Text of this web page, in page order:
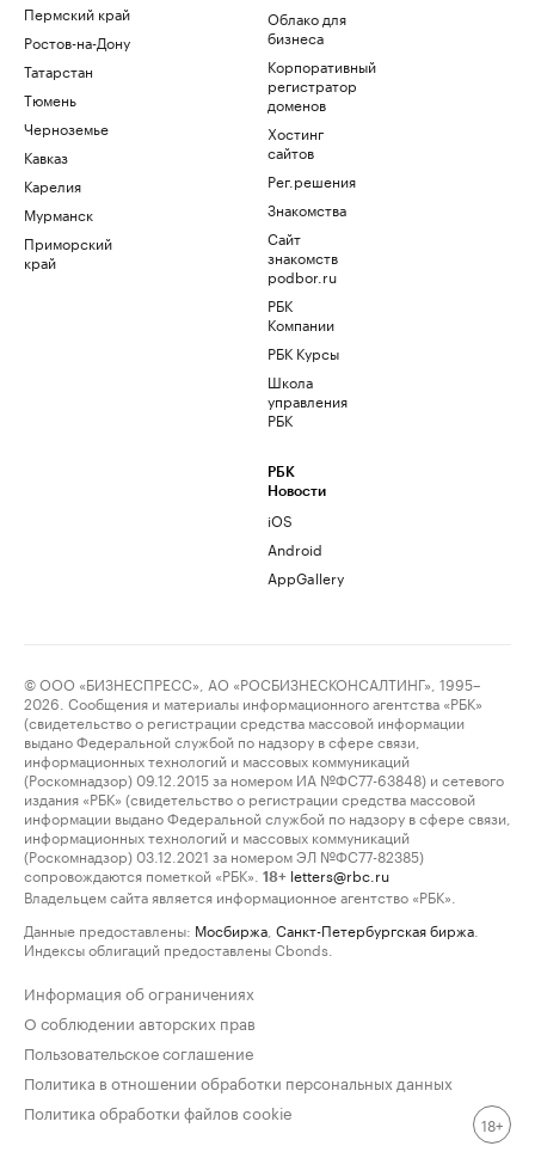
Пермский край
Ростов-на-Дону
Татарстан
Тюмень
Черноземье
Кавказ
Карелия
Мурманск
Приморский
край
Облако для
бизнеса
Корпоративный
регистратор
доменов
Хостинг
сайтов
Рег.решения
Знакомства
Сайт
знакомств
podbor.ru
РБК
Компании
РБК Курсы
Школа
управления
РБК
РБК
Новости
iOS
Android
AppGallery
© ООО «БИЗНЕСПРЕСС», АО «РОСБИЗНЕСКОНСАЛТИНГ», 1995–
2026. Сообщения и материалы информационного агентства «РБК»
(свидетельство о регистрации средства массовой информации
выдано Федеральной службой по надзору в сфере связи,
информационных технологий и массовых коммуникаций
(Роскомнадзор) 09.12.2015 за номером ИА №ФС77-63848) и сетевого
издания «РБК» (свидетельство о регистрации средства массовой
информации выдано Федеральной службой по надзору в сфере связи,
информационных технологий и массовых коммуникаций
(Роскомнадзор) 03.12.2021 за номером ЭЛ №ФС77-82385)
сопровождаются пометкой «РБК».
18+ letters@rbc.ru
Владельцем сайта является информационное агентство «РБК».
Данные предоставлены: Мосбиржа Санкт-Петербургская биржа
Индексы облигаций предоставлены Cbonds.
Информация об ограничениях
О соблюдении авторских прав
Пользовательское соглашение
Политика в отношении обработки персональных данных
Политика обработки файлов cookie
18+